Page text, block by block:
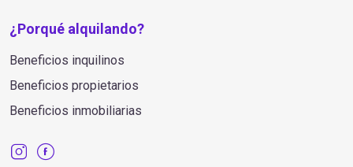
¿Porqué alquilando?
Beneficios inquilinos
Beneficios propietarios
Beneficios inmobiliarias